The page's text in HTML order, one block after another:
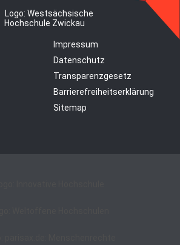
Impressum
Datenschutz
Transparenzgesetz
Barrierefreiheitserklärung
Sitemap